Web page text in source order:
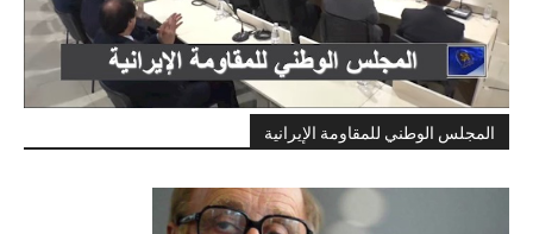
المجلس الوطني للمقاومة الإيرانية